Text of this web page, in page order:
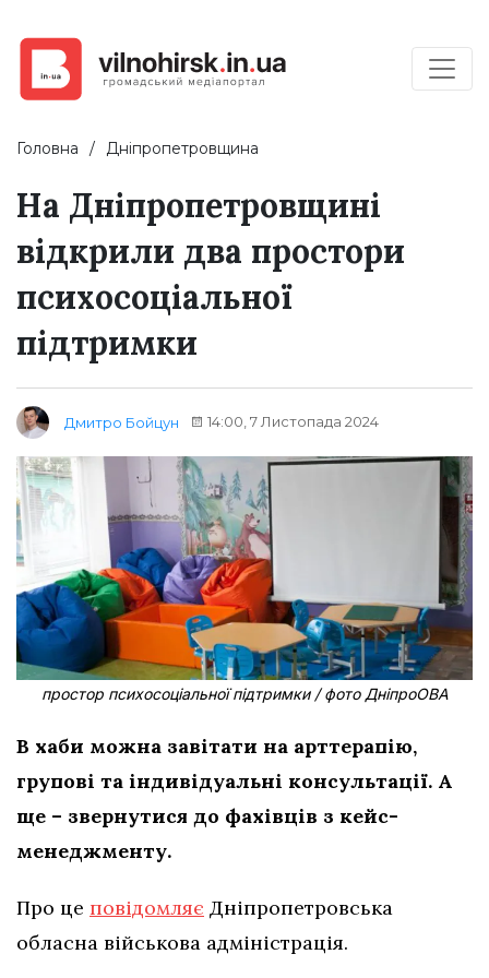
Головна Дніпропетровщина
На Дніпропетровщині
відкрили два простори
психосоціальної
підтримки
Дмитро Бойцун 14:00, 7 Листопада 2024
простор психосоціальної підтримки / фото ДніпроОВА
В хаби можна завітати на арттерапію,
групові та індивідуальні консультації. А
ще – звернутися до фахівців з кейс-
менеджменту.
Про це повідомляє Дніпропетровська
обласна військова адміністрація.